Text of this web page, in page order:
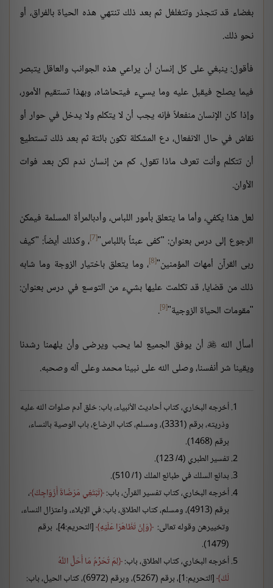
بغضاء قد تتجذر وتتغلغل ثم بعد ذلك تنتهي هذه الحياة بالفراق، أو
نحو ذلك.
فأقول: ينبغي على كل إنسان أن يراعي هذه الجوانب والعاقل يتبصر
فيما يصلح فيقبل عليه وما يسيء فيتحاشاه، وبهذا تستقيم الأمور،
وإذا كان الإنسان منفعلاً فإنه يجب أن لا يتكلم ولا يدخل في حوار أو
نقاش في حال الانفعال، دع المشكلة تكون بائتة ثم بعد ذلك تستطيع
أن تتكلم وأنت تعرف ماذا تقول، كم من إنسان ندم لكن بعد فوات
الأوان.
لعل هذا يكفي، وأما ما يتعلق بأمور اللباس، وأدبالمرأة المسلمة فيمكن
الرجوع إلى درس بعنوان: "كفى عبثاً باللباس"[7] ، وكذلك أيضاً: "كيف
ربى القرآن أمهات المؤمنين"[8] ، وما يتعلق باختيار الزوجة وما شابه
ذلك من قضايا، قد تكلمت عليها بشيء من التوسع في درس بعنوان:
"مقومات الحياة الزوجية"[9]
.
أسأل الله أن يوفق الجميع لما يحب ويرضى وأن يلهمنا رشدنا
ويقينا شر أنفسنا، وصلى الله على نبينا محمد وعلى آله وصحبه.
أخرجه البخاري، كتاب أحاديث الأنبياء، باب: خلق آدم صلوات الله عليه
وذريته، برقم (3331)، ومسلم، كتاب الرضاع، باب الوصية بالنساء،
برقم (1468).
تفسير الطبري (4/ 123).
بدائع السلك في طبائع الملك (1/ 510).
أخرجه البخاري، كتاب تفسير القرآن، باب: تَبْتَغِي مَرْضَاةَ أَزْوَاجِكَ ،
برقم (4913)، ومسلم، كتاب الطلاق، باب: في الإيلاء، واعتزال النساء،
وتخييرهن وقوله تعالى:
وَإِنْ تَظَاهَرَا عَلَيْهِ
[التحريم:4]، برقم
(1479).
أخرجه البخاري، كتاب الطلاق، باب: لِمَ تُحَرِّمُ مَا أَحَلَّ اللَّهُ
لَكَ
[التحريم:1]، برقم (5267)، وبرقم (6972)، كتاب الحيل، باب: